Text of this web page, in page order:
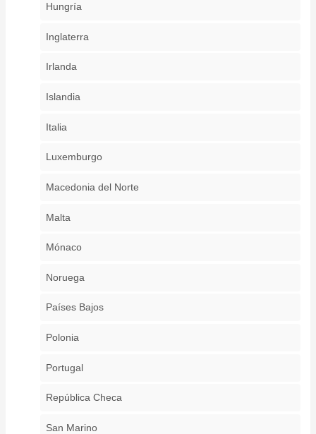
Hungría
Inglaterra
Irlanda
Islandia
Italia
Luxemburgo
Macedonia del Norte
Malta
Mónaco
Noruega
Países Bajos
Polonia
Portugal
República Checa
San Marino